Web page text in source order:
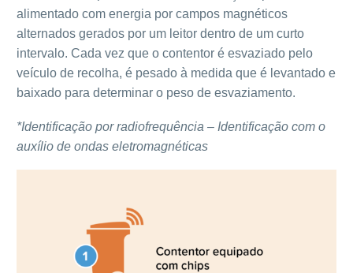
alimentado com energia por campos magnéticos
alternados gerados por um leitor dentro de um curto
intervalo. Cada vez que o contentor é esvaziado pelo
veículo de recolha, é pesado à medida que é levantado e
baixado para determinar o peso de esvaziamento.
*Identificação por radiofrequência – Identificação com o
auxílio de ondas eletromagnéticas